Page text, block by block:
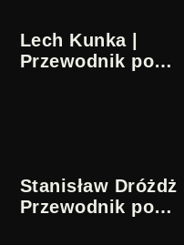
Lech Kunka |
Przewodnik po
Stanisław Dróżdż |
Przewodnik po